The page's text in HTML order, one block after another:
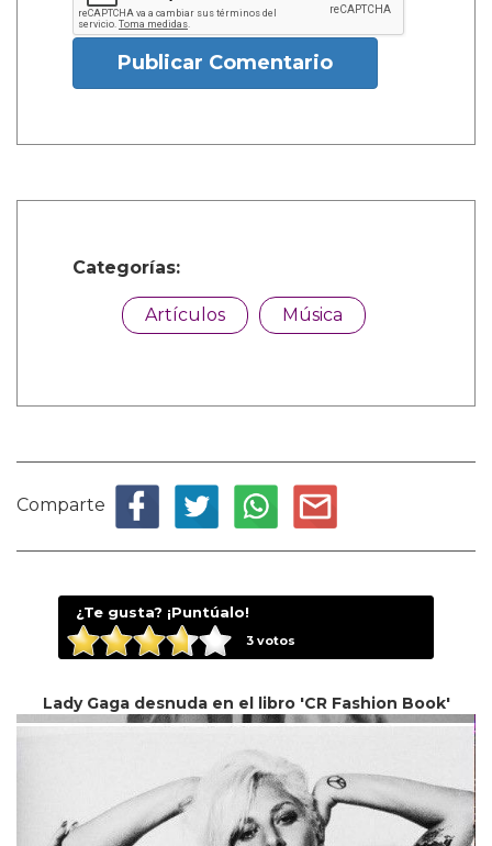
Publicar Comentario
Categorías:
Artículos Música
Comparte
¿Te gusta? ¡Puntúalo!
3votos
Lady Gaga desnuda en el libro 'CR Fashion Book'